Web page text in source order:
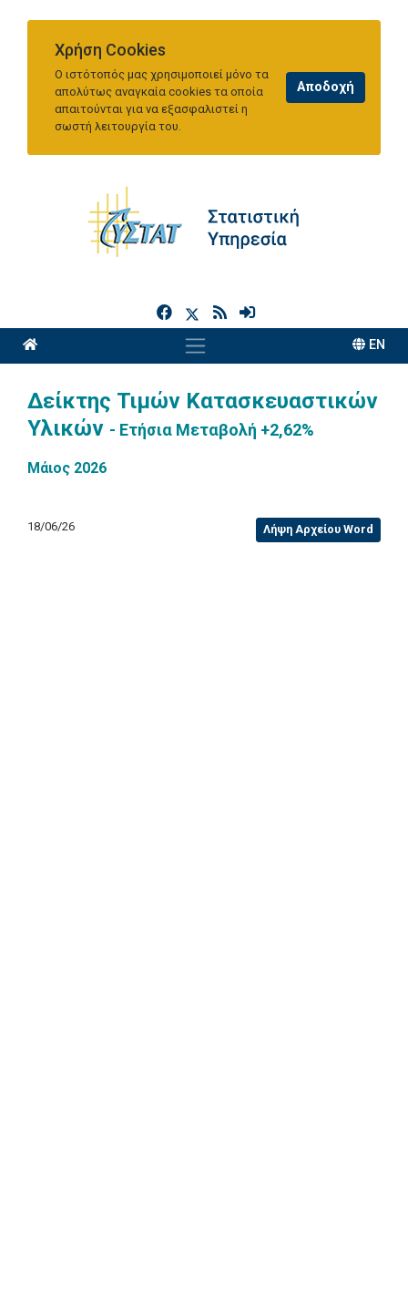
Χρήση Cookies
Ο ιστότοπός μας χρησιμοποιεί μόνο τα
απολύτως αναγκαία cookies τα οποία
απαιτούνται για να εξασφαλιστεί η
σωστή λειτουργία του.
h
EN
Δείκτης Τιμών Κατασκευαστικών
Υλικών - Ετήσια Μεταβολή +2,62%
Μάιος 2026
18/06/26 Λήψη Αρχείου Word